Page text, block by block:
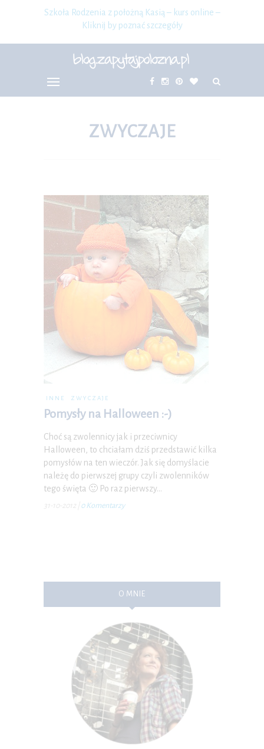
Szkoła Rodzenia z położną Kasią – kurs online –
Kliknij by poznać szczegóły
ZWYCZAJE
INNE ZWYCZAJE
Pomysły na Halloween :-)
Choć są zwolennicy jak i przeciwnicy
Halloween, to chciałam dziś przedstawić kilka
pomysłów na ten wieczór. Jak się domyślacie
należę do pierwszej grupy czyli zwolenników
tego święta 🙂 Po raz pierwszy…
31-10-2012 0 Komentarzy
O MNIE